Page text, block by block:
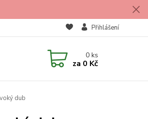
Přihlášení
0ks
za 0 Kč
dub